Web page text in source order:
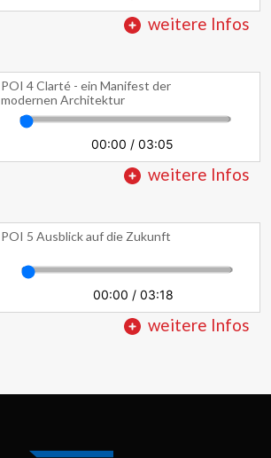
weitere Infos
POI 4 Clarté - ein Manifest der
modernen Architektur
00:00 / 03:05
weitere Infos
POI 5 Ausblick auf die Zukunft
00:00 / 03:18
weitere Infos